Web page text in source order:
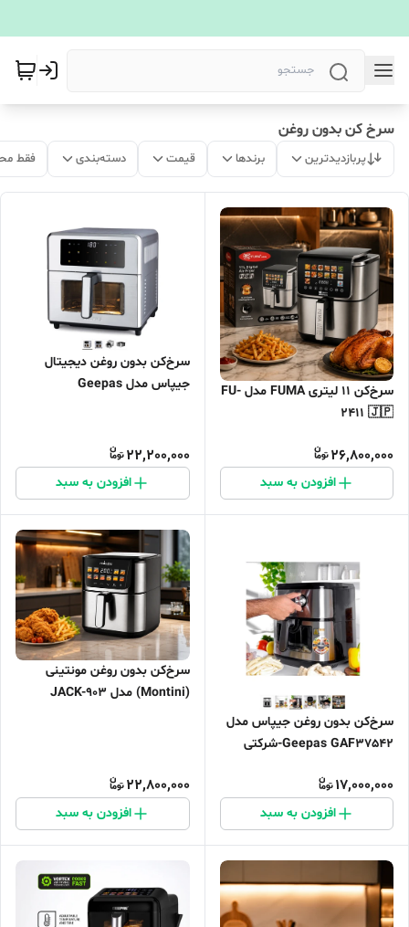
سرخ کن بدون روغن
پربازدیدترین برندها قیمت دسته‌بندی فقط
سرخ‌کن ۱۱ لیتری FUMA مدل FU-
2411 🇯🇵
26,800,000
افزودن به سبد
سرخ‌کن بدون روغن دیجیتال
جیپاس مدل Geepas
22,200,000
افزودن به سبد
سرخ‌کن بدون روغن جیپاس مدل
Geepas GAF37542-شرکتی
17,000,000
افزودن به سبد
سرخ‌کن بدون روغن مونتینی
(Montini) مدل JACK-903
22,800,000
افزودن به سبد